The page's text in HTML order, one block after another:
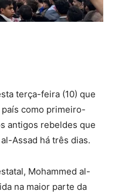
terça-feira (10) que
como primeiro-
antigos rebeldes que
Assad há três dias.
Mohammed al-
na maior parte da